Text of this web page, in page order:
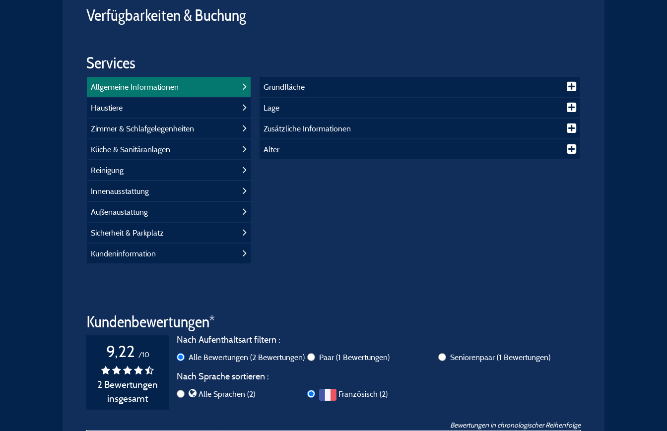
Verfügbarkeiten & Buchung
Services
Allgemeine Informationen
Haustiere
Zimmer & Schlafgelegenheiten
Küche & Sanitäranlagen
Reinigung
Innenausstattung
Außenaustattung
Sicherheit & Parkplatz
Kundeninformation
Grundfläche
Lage
Zusätzliche Informationen
Alter
Kundenbewertungen*
9,22 /10
2 Bewertungen
insgesamt
Nach Aufenthaltsart filtern :
Alle Bewertungen (2 Bewertungen) Paar(1 Bewertungen) Seniorenpaar (1 Bewertungen)
Nach Sprache sortieren :
Alle Sprachen (2) Französisch (2)
Bewertungen in chronologischer Reihenfolge